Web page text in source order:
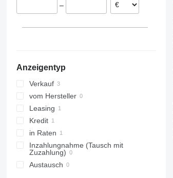
–
Anzeigentyp
Verkauf
vom Hersteller
Leasing
Kredit
in Raten
Inzahlungnahme (Tausch mit
Zuzahlung)
Austausch